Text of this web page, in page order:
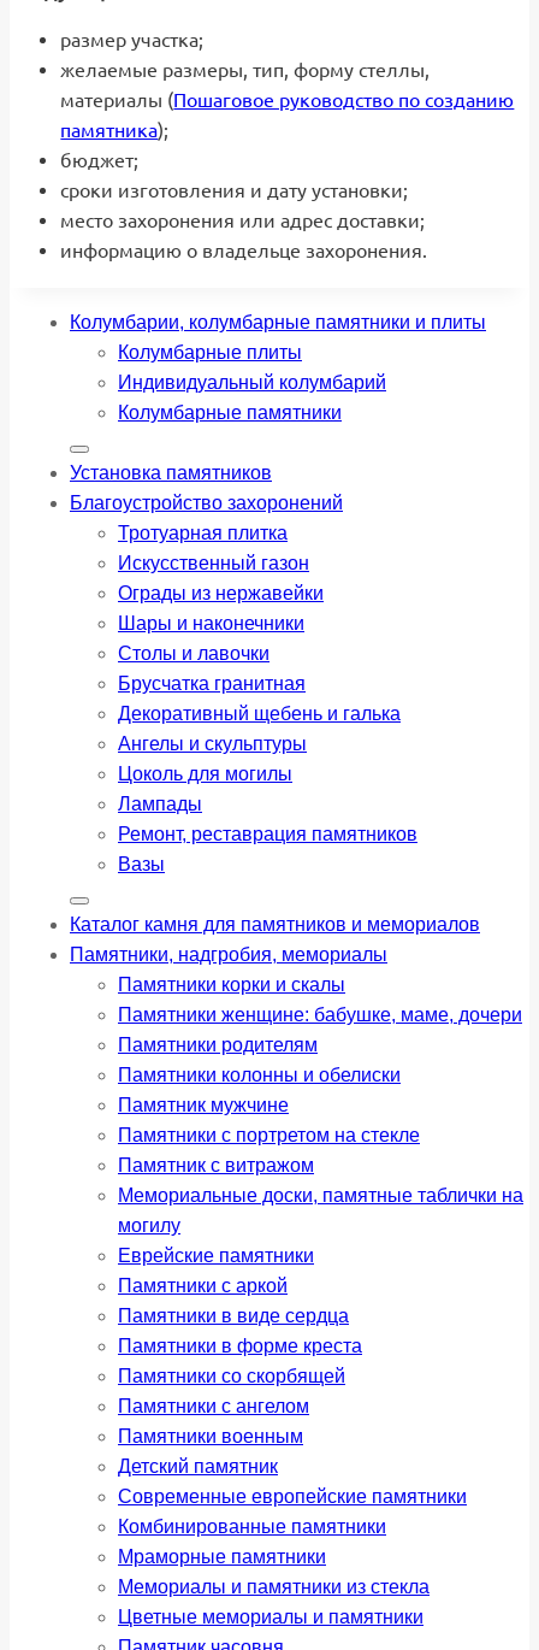
размер участка;
желаемые размеры, тип, форму стеллы,
материалы (Пошаговое руководство по созданию
памятника);
бюджет;
сроки изготовления и дату установки;
место захоронения или адрес доставки;
информацию о владельце захоронения.
Колумбарии, колумбарные памятники и плиты
Колумбарные плиты
Индивидуальный колумбарий
Колумбарные памятники
Установка памятников
Благоустройство захоронений
Тротуарная плитка
Искусственный газон
Ограды из нержавейки
Шары и наконечники
Столы и лавочки
Брусчатка гранитная
Декоративный щебень и галька
Ангелы и скульптуры
Цоколь для могилы
Лампады
Ремонт, реставрация памятников
Вазы
Каталог камня для памятников и мемориалов
Памятники, надгробия, мемориалы
Памятники корки и скалы
Памятники женщине: бабушке, маме, дочери
Памятники родителям
Памятники колонны и обелиски
Памятник мужчине
Памятники с портретом на стекле
Памятник с витражом
Мемориальные доски, памятные таблички на
могилу
Еврейские памятники
Памятники с аркой
Памятники в виде сердца
Памятники в форме креста
Памятники со скорбящей
Памятники с ангелом
Памятники военным
Детский памятник
Современные европейские памятники
Комбинированные памятники
Мраморные памятники
Мемориалы и памятники из стекла
Цветные мемориалы и памятники